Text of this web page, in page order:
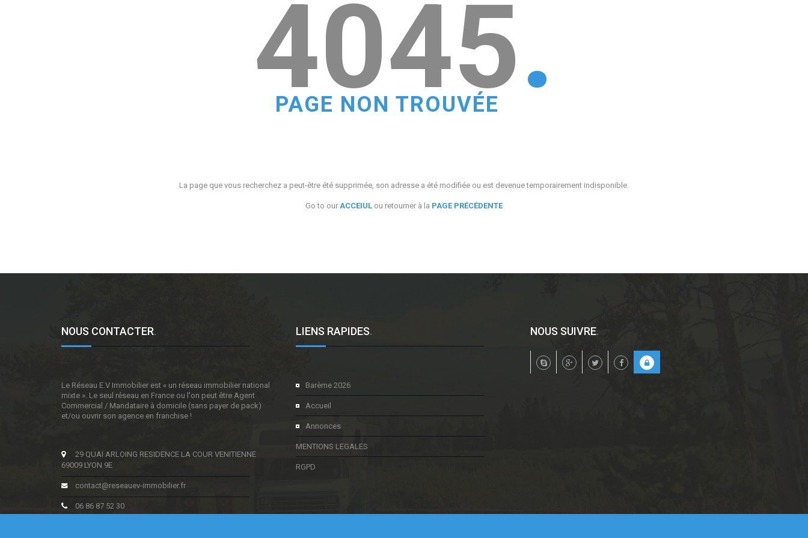
4045.
PAGE NON TROUVÉE
La page que vous recherchez a peut-être été supprimée, son adresse a été modifiée ou est devenue temporairement indisponible.
Go to our ACCEIUL ou retourner à la PAGE PRÉCÉDENTE
NOUS CONTACTER.
Le Réseau E.V Immobilier est « un réseau immobilier national
mixte ». Le seul réseau en France ou l'on peut être Agent
Commercial / Mandataire à domicile (sans payer de pack)
et/ou ouvrir son agence en franchise !
29 QUAI ARLOING RESIDENCE LA COUR VENITIENNE
69009 LYON 9E
contact@reseauev-immobilier.fr
06 86 87 52 30
LIENS RAPIDES.
Barème 2026
Accueil
Annonces
MENTIONS LEGALES
RGPD
NOUS SUIVRE.